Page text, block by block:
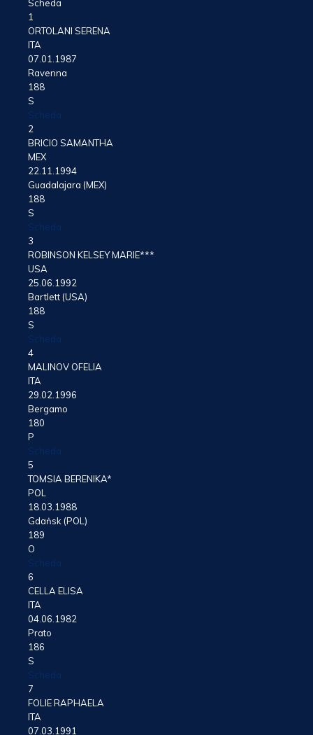
Scheda
1
ORTOLANI SERENA
ITA
07.01.1987
Ravenna
188
S
Scheda
2
BRICIO SAMANTHA
MEX
22.11.1994
Guadalajara (MEX)
188
S
Scheda
3
ROBINSON KELSEY MARIE***
USA
25.06.1992
Bartlett (USA)
188
S
Scheda
4
MALINOV OFELIA
ITA
29.02.1996
Bergamo
180
P
Scheda
5
TOMSIA BERENIKA*
POL
18.03.1988
Gdaṅsk (POL)
189
O
Scheda
6
CELLA ELISA
ITA
04.06.1982
Prato
186
S
Scheda
7
FOLIE RAPHAELA
ITA
07.03.1991